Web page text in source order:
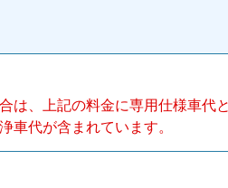
は、上記の料金に専用仕様車代
車代が含まれています。